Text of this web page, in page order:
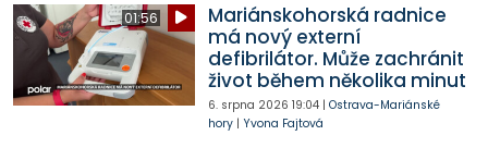
01:56
Mariánskohorská radnice
má nový externí
defibrilátor. Může zachránit
život během několika minut
6. srpna 2026 19:04| Ostrava-Mariánské
hory| Yvona Fajtová